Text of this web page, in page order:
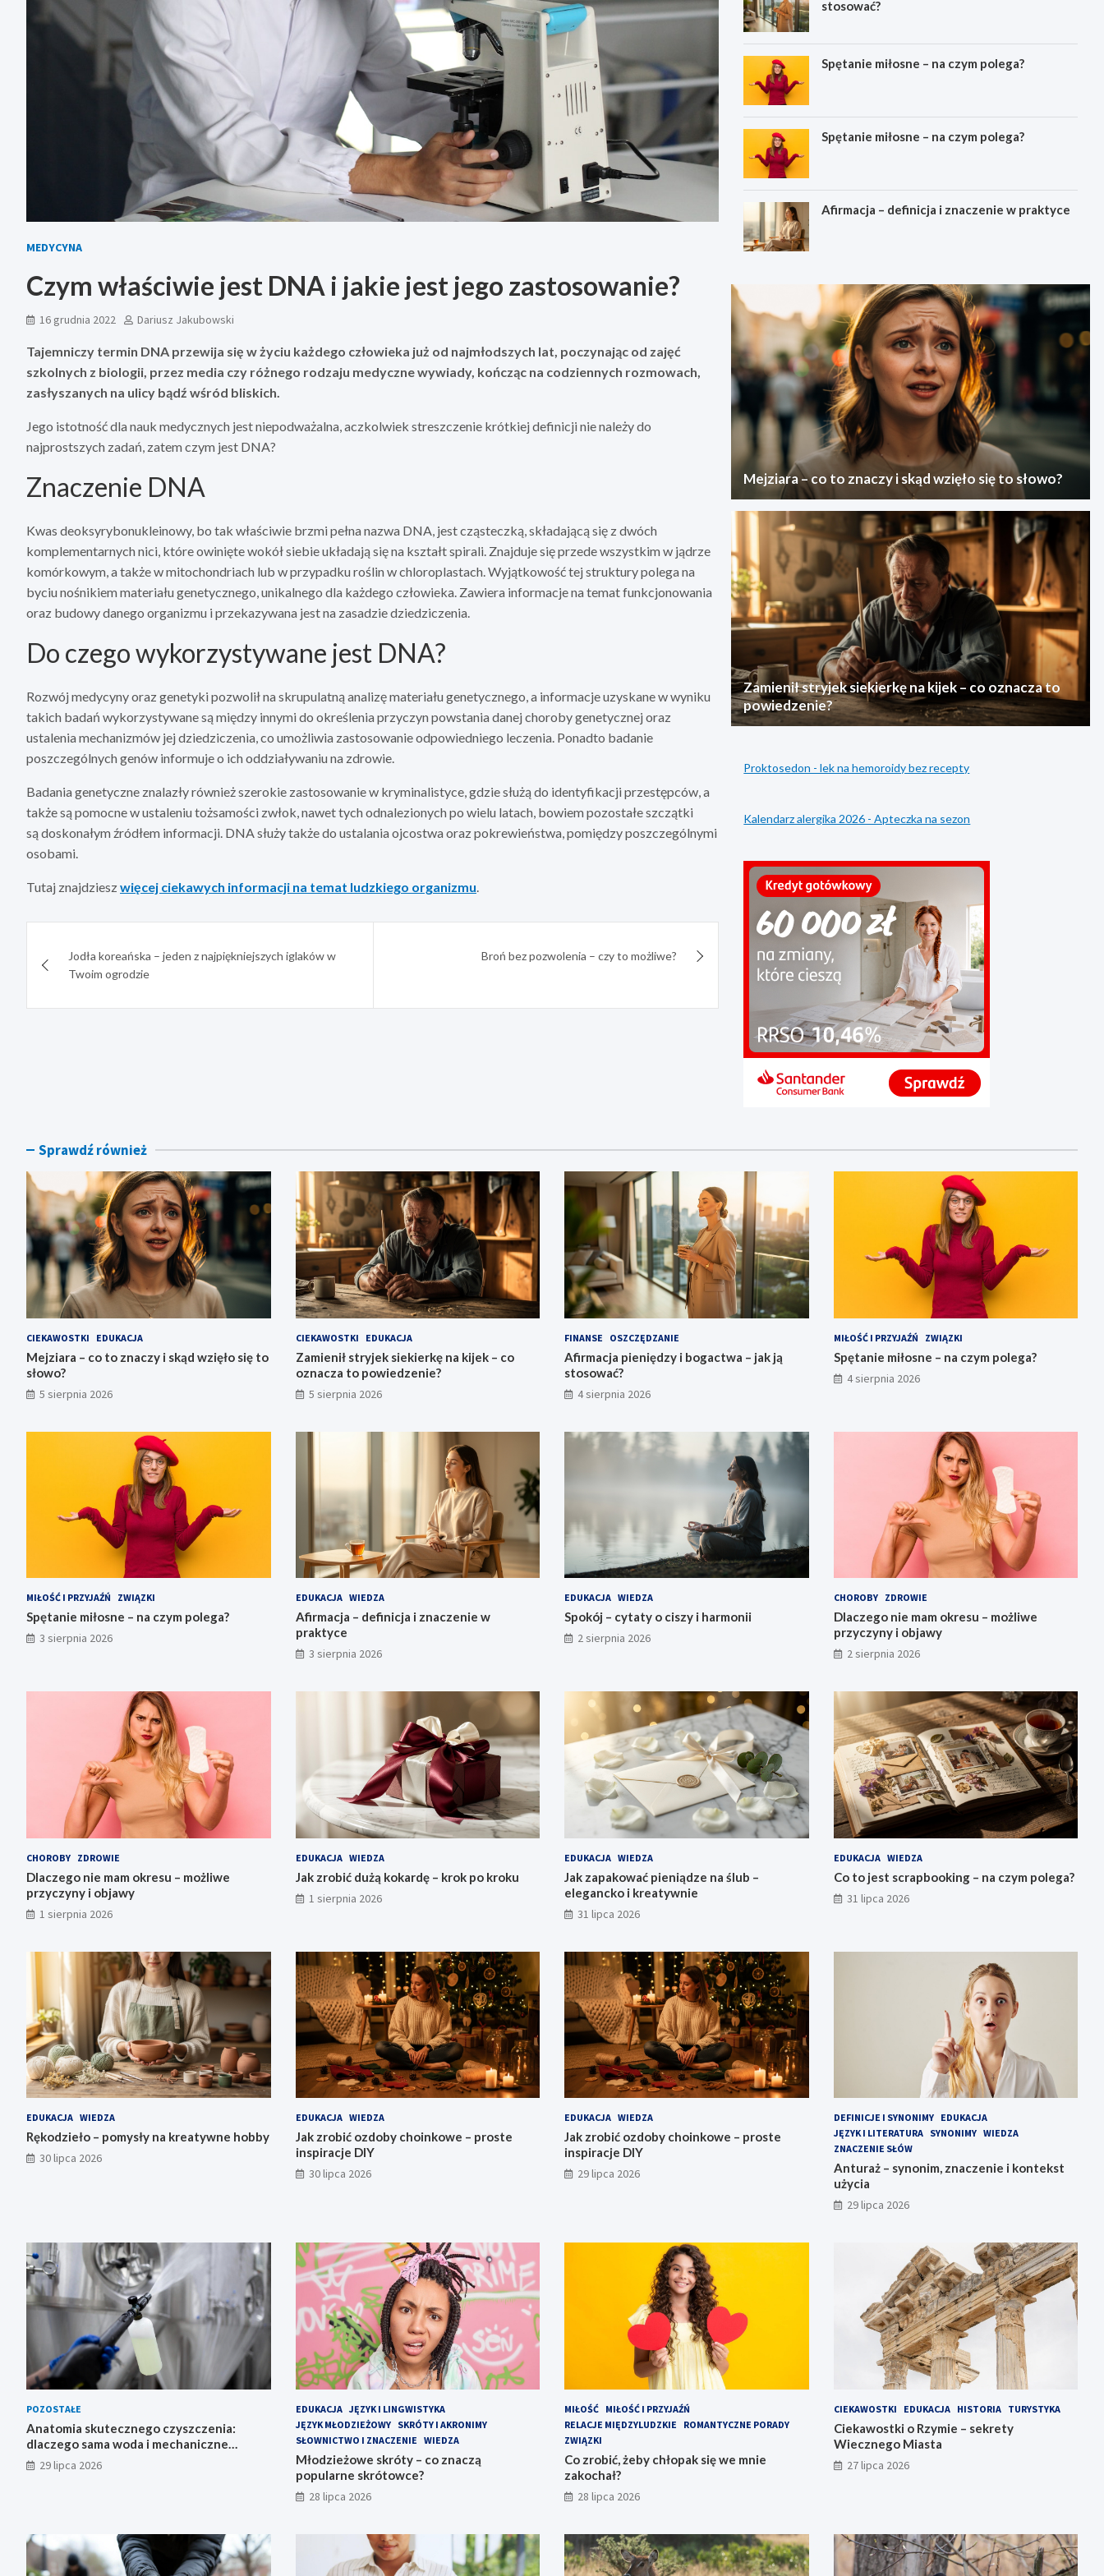
MEDYCYNA
Czym właściwie jest DNA i jakie jest jego zastosowanie?
16 grudnia 2022 Dariusz Jakubowski
Tajemniczy termin DNA przewija się w życiu każdego człowieka już od najmłodszych lat, poczynając od zajęć
szkolnych z biologii, przez media czy różnego rodzaju medyczne wywiady, kończąc na codziennych rozmowach,
zasłyszanych na ulicy bądź wśród bliskich.
Jego istotność dla nauk medycznych jest niepodważalna, aczkolwiek streszczenie krótkiej definicji nie należy do
najprostszych zadań, zatem czym jest DNA?
Znaczenie DNA
Kwas deoksyrybonukleinowy, bo tak właściwie brzmi pełna nazwa DNA, jest cząsteczką, składającą się z dwóch
komplementarnych nici, które owinięte wokół siebie układają się na kształt spirali. Znajduje się przede wszystkim w jądrze
komórkowym, a także w mitochondriach lub w przypadku roślin w chloroplastach. Wyjątkowość tej struktury polega na
byciu nośnikiem materiału genetycznego, unikalnego dla każdego człowieka. Zawiera informacje na temat funkcjonowania
oraz budowy danego organizmu i przekazywana jest na zasadzie dziedziczenia.
Do czego wykorzystywane jest DNA?
Rozwój medycyny oraz genetyki pozwolił na skrupulatną analizę materiału genetycznego, a informacje uzyskane w wyniku
takich badań wykorzystywane są między innymi do określenia przyczyn powstania danej choroby genetycznej oraz
ustalenia mechanizmów jej dziedziczenia, co umożliwia zastosowanie odpowiedniego leczenia. Ponadto badanie
poszczególnych genów informuje o ich oddziaływaniu na zdrowie.
Badania genetyczne znalazły również szerokie zastosowanie w kryminalistyce, gdzie służą do identyfikacji przestępców, a
także są pomocne w ustaleniu tożsamości zwłok, nawet tych odnalezionych po wielu latach, bowiem pozostałe szczątki
są doskonałym źródłem informacji. DNA służy także do ustalania ojcostwa oraz pokrewieństwa, pomiędzy poszczególnymi
osobami.
Tutaj znajdzieszwięcej ciekawych informacji na temat ludzkiego organizmu.
wpisuJodła koreańska – jeden z najpiękniejszych iglaków w
Twoim ogrodzie
Broń bez pozwolenia – czy to możliwe?
stosować?
Spętanie miłosne – na czym polega?
Spętanie miłosne – na czym polega?
Afirmacja – definicja i znaczenie w praktyce
Mejziara – co to znaczy i skąd wzięło się to słowo?
Zamienił stryjek siekierkę na kijek – co oznacza to
powiedzenie?
Proktosedon - lek na hemoroidy bez recepty
Kalendarz alergika 2026 - Apteczka na sezon
Sprawdź również
CIEKAWOSTKI EDUKACJA
Mejziara – co to znaczy i skąd wzięło się to
słowo?
5 sierpnia 2026
CIEKAWOSTKI EDUKACJA
Zamienił stryjek siekierkę na kijek – co
oznacza to powiedzenie?
5 sierpnia 2026
FINANSE OSZCZĘDZANIE
Afirmacja pieniędzy i bogactwa – jak ją
stosować?
4 sierpnia 2026
MIŁOŚĆ I PRZYJAŹŃ ZWIĄZKI
Spętanie miłosne – na czym polega?
4 sierpnia 2026
MIŁOŚĆ I PRZYJAŹŃ ZWIĄZKI
Spętanie miłosne – na czym polega?
3 sierpnia 2026
EDUKACJA WIEDZA
Afirmacja – definicja i znaczenie w
praktyce
3 sierpnia 2026
EDUKACJA WIEDZA
Spokój – cytaty o ciszy i harmonii
2 sierpnia 2026
CHOROBY ZDROWIE
Dlaczego nie mam okresu – możliwe
przyczyny i objawy
2 sierpnia 2026
CHOROBY ZDROWIE
Dlaczego nie mam okresu – możliwe
przyczyny i objawy
1 sierpnia 2026
EDUKACJA WIEDZA
Jak zrobić dużą kokardę – krok po kroku
1 sierpnia 2026
EDUKACJA WIEDZA
Jak zapakować pieniądze na ślub –
elegancko i kreatywnie
31 lipca 2026
EDUKACJA WIEDZA
Co to jest scrapbooking – na czym polega?
31 lipca 2026
EDUKACJA WIEDZA
Rękodzieło – pomysły na kreatywne hobby
30 lipca 2026
EDUKACJA WIEDZA
Jak zrobić ozdoby choinkowe – proste
inspiracje DIY
30 lipca 2026
EDUKACJA WIEDZA
Jak zrobić ozdoby choinkowe – proste
inspiracje DIY
29 lipca 2026
DEFINICJE I SYNONIMY
EDUKACJA
JĘZYK I LITERATURA
SYNONIMY WIEDZA
ZNACZENIE SŁÓW
Anturaż – synonim, znaczenie i kontekst
użycia
29 lipca 2026
POZOSTAŁE
Anatomia skutecznego czyszczenia:
dlaczego sama woda i mechaniczne
szorowanie to za mało?
29 lipca 2026
EDUKACJA JĘZYK I LINGWISTYKA
JĘZYK MŁODZIEŻOWY
SKRÓTY I AKRONIMY
SŁOWNICTWO I ZNACZENIE WIEDZA
Młodzieżowe skróty – co znaczą
popularne skrótowce?
28 lipca 2026
MIŁOŚĆ MIŁOŚĆ I PRZYJAŹŃ
RELACJE MIĘDZYLUDZKIE
ROMANTYCZNE PORADY
ZWIĄZKI
Co zrobić, żeby chłopak się we mnie
zakochał?
28 lipca 2026
CIEKAWOSTKI EDUKACJA HISTORIA TURYSTYKA
Ciekawostki o Rzymie – sekrety
Wiecznego Miasta
27 lipca 2026